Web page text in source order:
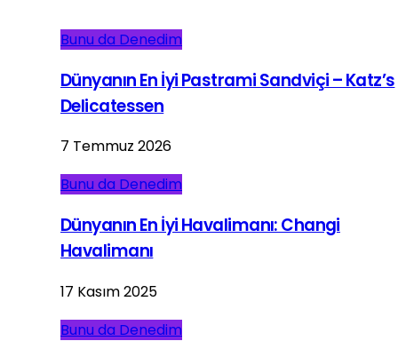
Bunu da Denedim
Dünyanın En İyi Pastrami Sandviçi – Katz’s
Delicatessen
7 Temmuz 2026
Bunu da Denedim
Dünyanın En İyi Havalimanı: Changi
Havalimanı
17 Kasım 2025
Bunu da Denedim